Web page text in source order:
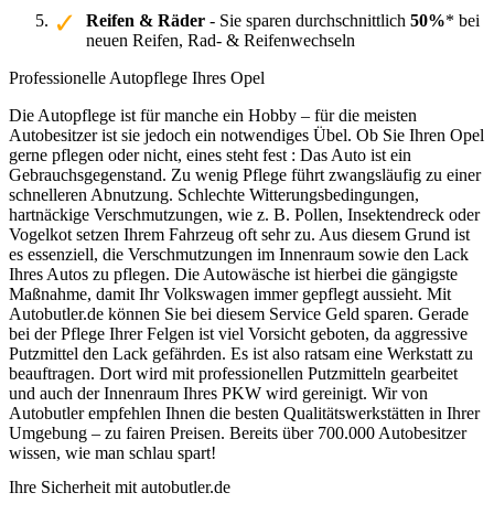
Reifen & Räder - Sie sparen durchschnittlich 50%* bei
neuen Reifen, Rad- & Reifenwechseln
Professionelle Autopflege Ihres Opel
Die Autopflege ist für manche ein Hobby – für die meisten
Autobesitzer ist sie jedoch ein notwendiges Übel. Ob Sie Ihren Opel
gerne pflegen oder nicht, eines steht fest : Das Auto ist ein
Gebrauchsgegenstand. Zu wenig Pflege führt zwangsläufig zu einer
schnelleren Abnutzung. Schlechte Witterungsbedingungen,
hartnäckige Verschmutzungen, wie z. B. Pollen, Insektendreck oder
Vogelkot setzen Ihrem Fahrzeug oft sehr zu. Aus diesem Grund ist
es essenziell, die Verschmutzungen im Innenraum sowie den Lack
Ihres Autos zu pflegen. Die Autowäsche ist hierbei die gängigste
Maßnahme, damit Ihr Volkswagen immer gepflegt aussieht. Mit
Autobutler.de können Sie bei diesem Service Geld sparen. Gerade
bei der Pflege Ihrer Felgen ist viel Vorsicht geboten, da aggressive
Putzmittel den Lack gefährden. Es ist also ratsam eine Werkstatt zu
beauftragen. Dort wird mit professionellen Putzmitteln gearbeitet
und auch der Innenraum Ihres PKW wird gereinigt. Wir von
Autobutler empfehlen Ihnen die besten Qualitätswerkstätten in Ihrer
Umgebung – zu fairen Preisen. Bereits über 700.000 Autobesitzer
wissen, wie man schlau spart!
Ihre Sicherheit mit autobutler.de